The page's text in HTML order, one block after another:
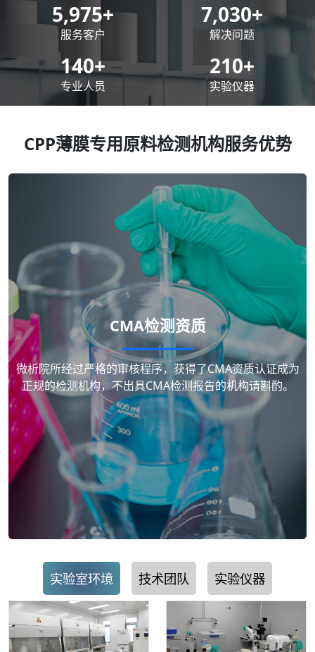
8,500+
服务客户
10,000+
解决问题
200+
专业人员
300+
实验仪器
CPP薄膜专用原料检测机构服务优势
CMA检测资质
微析院所经过严格的审核程序，获得了CMA资质认证成为
正规的检测机构，不出具CMA检测报告的机构请斟酌。
实验室环境 技术团队 实验仪器